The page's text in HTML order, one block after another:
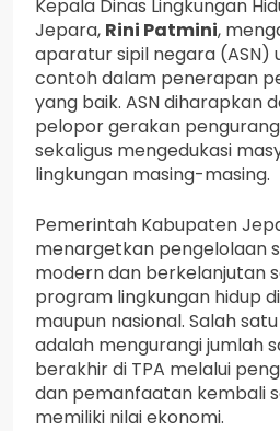
Kepala Dinas Lingkungan
Jepara, Rini Patmini,
aparatur sipil negara (ASN)
contoh dalam penerapan
yang baik. ASN diharapkan
pelopor gerakan
sekaligus mengedukasi
lingkungan masing-masing.
Pemerintah Kabupaten
menargetkan pengelolaan
modern dan berkelanjutan
program lingkungan hidup
maupun nasional. Salah
adalah mengurangi jumlah
berakhir di TPA melalui
dan pemanfaatan kembali
memiliki nilai ekonomi.